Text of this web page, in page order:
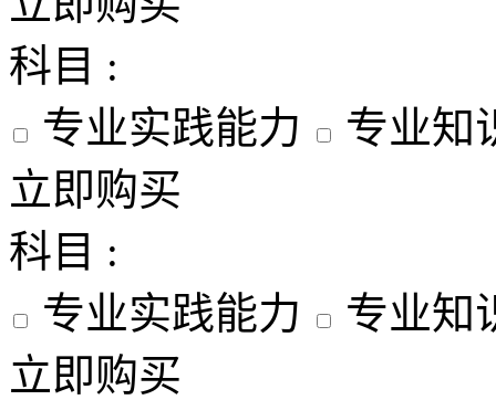
科目 :
专业实践能力
专业知
立即购买
科目 :
专业实践能力
专业知
立即购买